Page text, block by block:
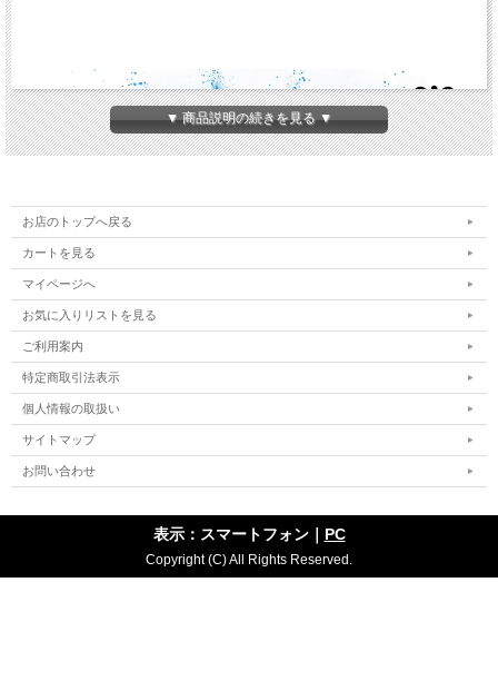
▼ 商品説明の続きを見る ▼
お店のトップへ戻る
カートを見る
マイページへ
お気に入りリストを見る
ご利用案内
特定商取引法表示
個人情報の取扱い
サイトマップ
お問い合わせ
表示：スマートフォン｜ PC
Copyright (C) All Rights Reserved.